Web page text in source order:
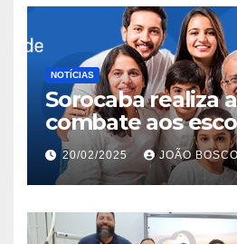
NOTÍCIAS
Sorocaba realiza
combate aos
Jardim São Carlos
20/02/2025 JOÃO